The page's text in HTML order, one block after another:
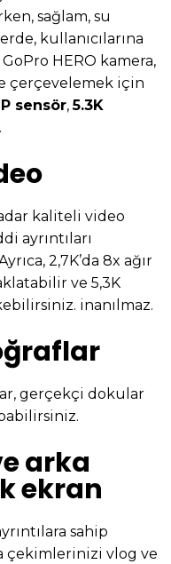
sağlam, su
kullanıcılarına
HERO kamera,
çerçevelemek için
sensör,5.3K
kaliteli video
ayrıntıları
2,7K’da 8x ağır
ve 5,3K
inanılmaz.
gerçekçi dokular
arka
ekran
sahip
çekimlerinizi vlog ve